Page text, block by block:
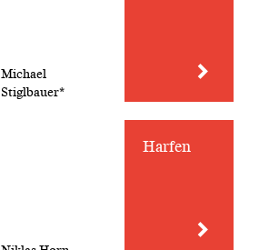
Michael
Stiglbauer*
Harfen